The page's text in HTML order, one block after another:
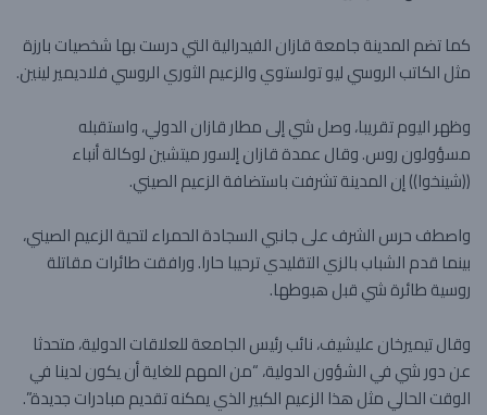
كما تضم المدينة جامعة قازان الفيدرالية التي درست بها شخصيات بارزة
مثل الكاتب الروسي ليو تولستوي والزعيم الثوري الروسي فلاديمير لينين.
وظهر اليوم تقريبا، وصل شي إلى مطار قازان الدولي، واستقبله
مسؤولون روس. وقال عمدة قازان إلسور ميتشين لوكالة أنباء
((شينخوا)) إن المدينة تشرفت باستضافة الزعيم الصيني.
واصطف حرس الشرف على جانبي السجادة الحمراء لتحية الزعيم الصيني،
بينما قدم الشباب بالزي التقليدي ترحيبا حارا. ورافقت طائرات مقاتلة
روسية طائرة شي قبل هبوطها.
وقال تيميرخان عليشيف، نائب رئيس الجامعة للعلاقات الدولية، متحدثا
عن دور شي في الشؤون الدولية، “من المهم للغاية أن يكون لدينا في
الوقت الحالي مثل هذا الزعيم الكبير الذي يمكنه تقديم مبادرات جديدة”.